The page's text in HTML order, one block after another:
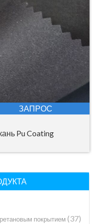
ЗАПРОС
Pu Coating
покрытием (37)